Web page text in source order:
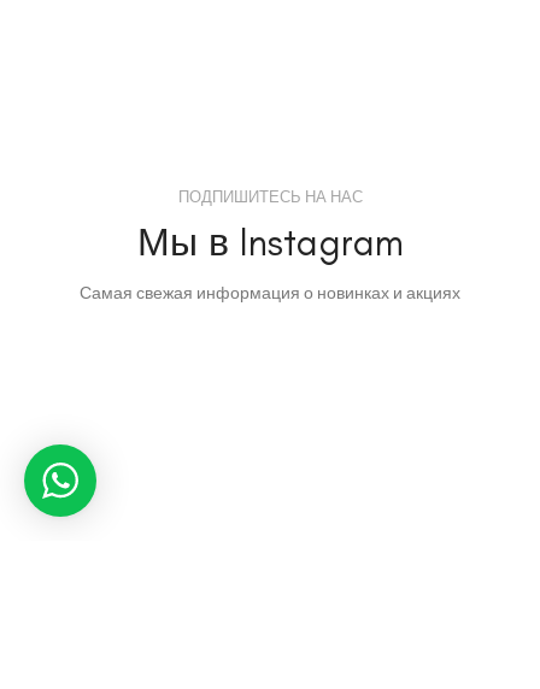
ПОДПИШИТЕСЬ НА НАС
Мы в Instagram
Самая свежая информация о новинках и акциях